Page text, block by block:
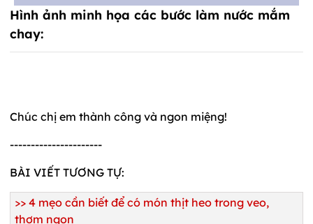
Hình ảnh minh họa các bước làm nước mắm
chay:
Chúc chị em thành công và ngon miệng!
----------------------
BÀI VIẾT TƯƠNG TỰ:
>> 4 mẹo cần biết để có món thịt heo trong veo,
thơm ngon